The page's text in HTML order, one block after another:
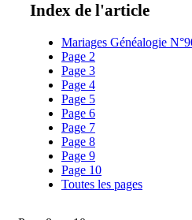
Index de l'article
Mariages Généalogie
Page 2
Page 3
Page 4
Page 5
Page 6
Page 7
Page 8
Page 9
Page 10
Toutes les pages